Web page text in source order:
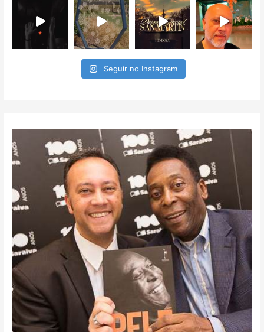
Seguir no Instagram